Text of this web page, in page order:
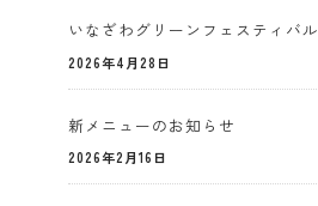
いなざわグリーンフェスティバル
2026年4月28日
新メニューのお知らせ
2026年2月16日